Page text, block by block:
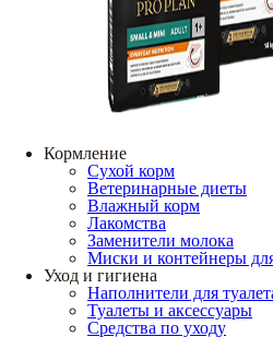
Кормление
Сухой корм
Ветеринарные диеты
Влажный корм
Лакомства
Заменители молока
Миски и контейнеры
Уход и гигиена
Наполнители для
Туалеты и аксессуары
Средства по уходу